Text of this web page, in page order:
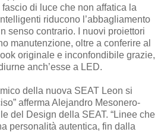
fascio di luce che non affatica la
riducono l’abbagliamento
senso contrario. I nuovi proiettori
manutenzione, oltre a conferire al
originale e inconfondibile grazie,
anch’esse a LED.
della nuova SEAT Leon si
afferma Alejandro Mesonero-
del Design della SEAT. “Linee che
personalità autentica, fin dalla